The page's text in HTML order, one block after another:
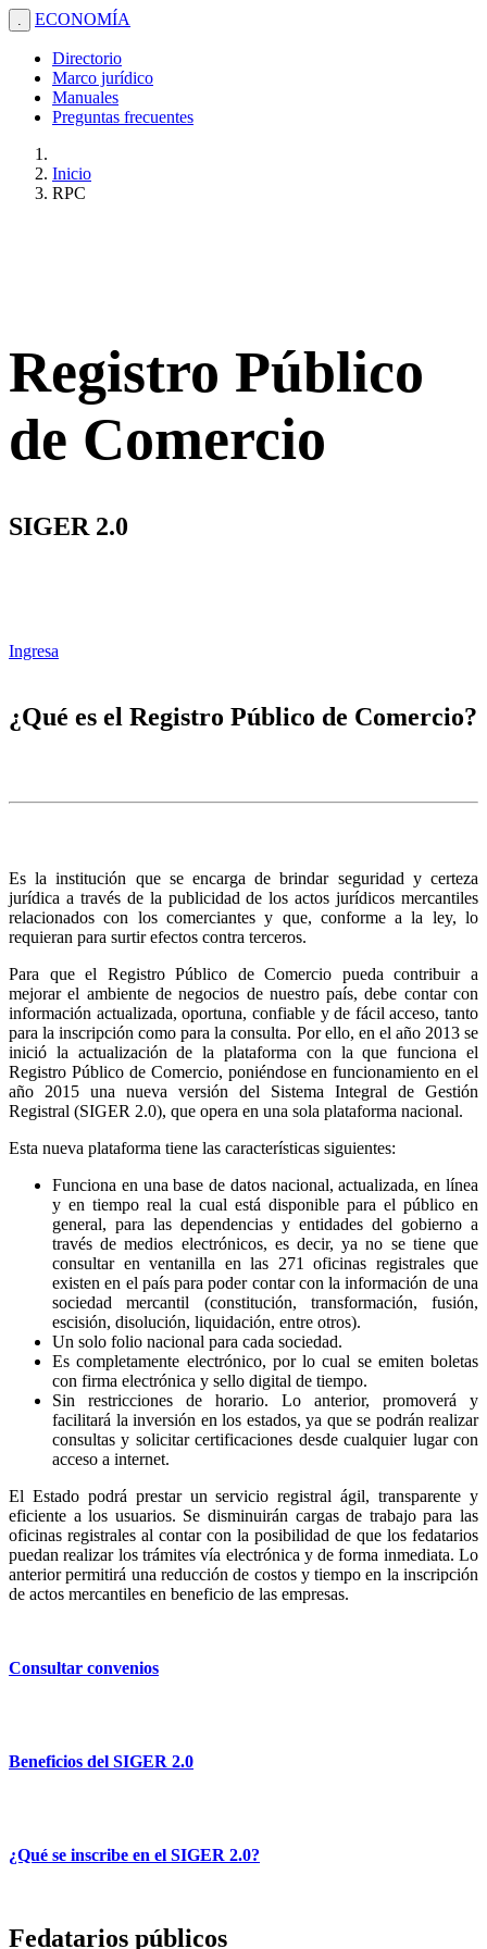
. ECONOMÍA
Directorio
Marco jurídico
Manuales
Preguntas frecuentes
Inicio
RPC
Registro Público
de Comercio
SIGER 2.0
Ingresa
¿Qué es el Registro Público de Comercio?
Es la institución que se encarga de brindar seguridad y certeza
jurídica a través de la publicidad de los actos jurídicos mercantiles
relacionados con los comerciantes y que, conforme a la ley, lo
requieran para surtir efectos contra terceros.
Para que el Registro Público de Comercio pueda contribuir a
mejorar el ambiente de negocios de nuestro país, debe contar con
información actualizada, oportuna, confiable y de fácil acceso, tanto
para la inscripción como para la consulta. Por ello, en el año 2013 se
inició la actualización de la plataforma con la que funciona el
Registro Público de Comercio, poniéndose en funcionamiento en el
año 2015 una nueva versión del Sistema Integral de Gestión
Registral (SIGER 2.0), que opera en una sola plataforma nacional.
Esta nueva plataforma tiene las características siguientes:
Funciona en una base de datos nacional, actualizada, en línea
y en tiempo real la cual está disponible para el público en
general, para las dependencias y entidades del gobierno a
través de medios electrónicos, es decir, ya no se tiene que
consultar en ventanilla en las 271 oficinas registrales que
existen en el país para poder contar con la información de una
sociedad mercantil (constitución, transformación, fusión,
escisión, disolución, liquidación, entre otros).
Un solo folio nacional para cada sociedad.
Es completamente electrónico, por lo cual se emiten boletas
con firma electrónica y sello digital de tiempo.
Sin restricciones de horario. Lo anterior, promoverá y
facilitará la inversión en los estados, ya que se podrán realizar
consultas y solicitar certificaciones desde cualquier lugar con
acceso a internet.
El Estado podrá prestar un servicio registral ágil, transparente y
eficiente a los usuarios. Se disminuirán cargas de trabajo para las
oficinas registrales al contar con la posibilidad de que los fedatarios
puedan realizar los trámites vía electrónica y de forma inmediata. Lo
anterior permitirá una reducción de costos y tiempo en la inscripción
de actos mercantiles en beneficio de las empresas.
Consultar convenios
Beneficios del SIGER 2.0
¿Qué se inscribe en el SIGER 2.0?
Fedatarios públicos